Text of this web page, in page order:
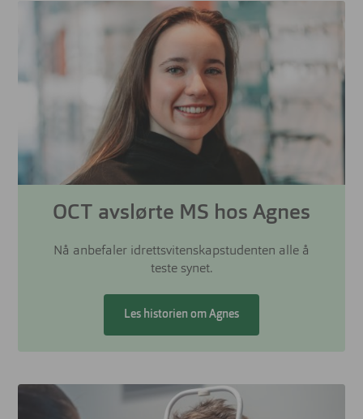
OCT avslørte MS hos Agnes
Nå anbefaler idrettsvitenskapstudenten alle å
teste synet.
Les historien om Agnes